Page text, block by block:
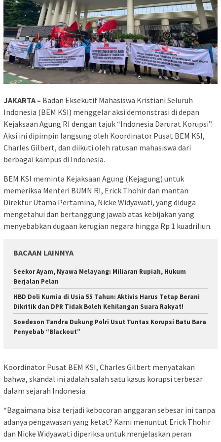
JAKARTA – Badan Eksekutif Mahasiswa Kristiani Seluruh
Indonesia (BEM KSI) menggelar aksi demonstrasi di depan
Kejaksaan Agung RI dengan tajuk “Indonesia Darurat Korupsi”.
Aksi ini dipimpin langsung oleh Koordinator Pusat BEM KSI,
Charles Gilbert, dan diikuti oleh ratusan mahasiswa dari
berbagai kampus di Indonesia.
BEM KSI meminta Kejaksaan Agung (Kejagung) untuk
memeriksa Menteri BUMN RI, Erick Thohir dan mantan
Direktur Utama Pertamina, Nicke Widyawati, yang diduga
mengetahui dan bertanggung jawab atas kebijakan yang
menyebabkan dugaan kerugian negara hingga Rp 1 kuadriliun.
BACAAN LAINNYA
Seekor Ayam, Nyawa Melayang: Miliaran Rupiah, Hukum
Berjalan Pelan
HBD Doli Kurnia di Usia 55 Tahun: Aktivis Harus Tetap Berani
Dikritik dan DPR Tidak Boleh Kehilangan Suara Rakyat!
Soedeson Tandra Dukung Polri Usut Tuntas Korupsi Batu Bara
Penyebab “Blackout”
Koordinator Pusat BEM KSI, Charles Gilbert menyatakan
bahwa, skandal ini adalah salah satu kasus korupsi terbesar
dalam sejarah Indonesia.
“Bagaimana bisa terjadi kebocoran anggaran sebesar ini tanpa
adanya pengawasan yang ketat? Kami menuntut Erick Thohir
dan Nicke Widyawati diperiksa untuk menjelaskan peran